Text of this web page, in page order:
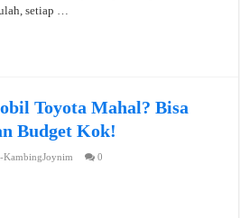
setiap …
Toyota Mahal? Bisa
Budget Kok!
KambingJoynim 0